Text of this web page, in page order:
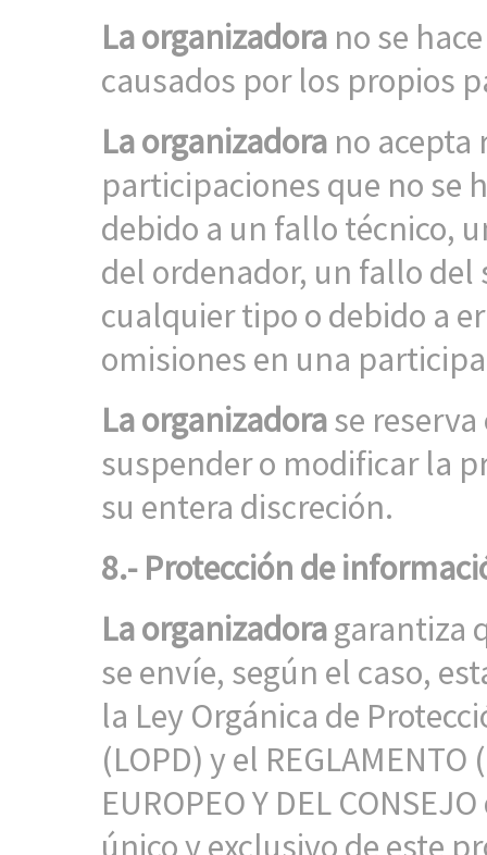
La organizadora no se
causados por los propios
La organizadora no
participaciones que no se
debido a un fallo técnico,
del ordenador, un fallo del
cualquier tipo o debido a
omisiones en una
La organizadorase
suspender o modificar la
su entera discreción.
8.- Protección de
La organizadoragarantiza
se envíe, según el caso,
la Ley Orgánica de
(LOPD) y el
EUROPEO Y DEL